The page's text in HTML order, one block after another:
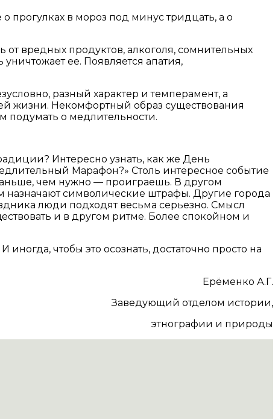
прогулках в мороз под минус тридцать, а о
от вредных продуктов, алкоголя, сомнительных
ее. Появляется апатия,
разный характер и темперамент, а
жизни. Некомфортный образ существования
подумать о медлительности.
Интересно узнать, как же День
Марафон?» Столь интересное событие
чем нужно — проиграешь. В другом
символические штрафы. Другие города
люди подходят весьма серьезно. Смысл
и в другом ритме. Более спокойном и
чтобы это осознать, достаточно просто на
Ерёменко А.Г.
Заведующий отделом истории,
этнографии и природы